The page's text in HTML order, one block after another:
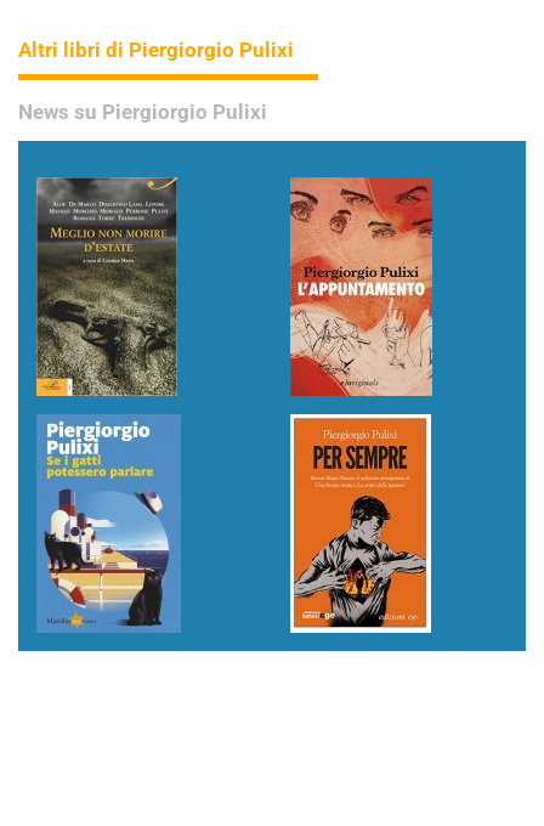
Altri libri di Piergiorgio Pulixi
News su Piergiorgio Pulixi